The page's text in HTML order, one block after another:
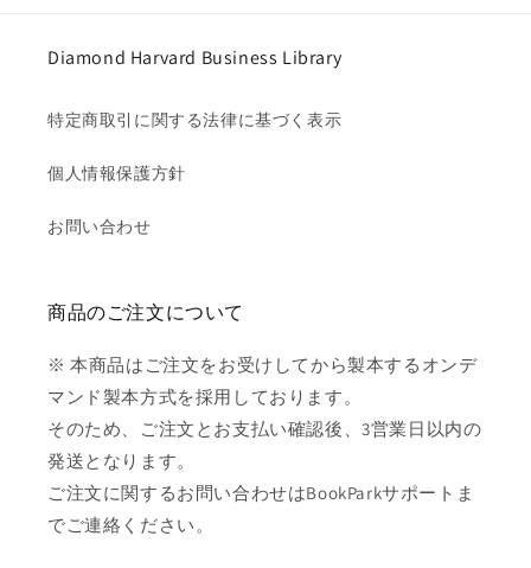
Diamond Harvard Business Library
特定商取引に関する法律に基づく表示
個人情報保護方針
お問い合わせ
商品のご注文について
※ 本商品はご注文をお受けしてから製本するオンデ
マンド製本方式を採用しております。
そのため、ご注文とお支払い確認後、3営業日以内の
発送となります。
ご注文に関するお問い合わせはBookParkサポートま
でご連絡ください。